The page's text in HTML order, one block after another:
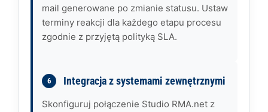
mail generowane po zmianie statusu. Ustaw
terminy reakcji dla każdego etapu procesu
zgodnie z przyjętą polityką SLA.
Integracja z systemami zewnętrznymi
Skonfiguruj połączenie Studio RMA.net z